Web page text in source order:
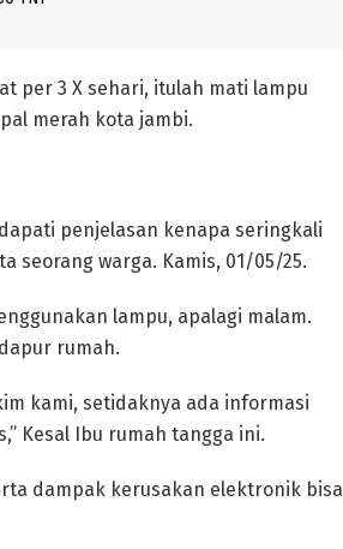
per 3 X sehari, itulah mati lampu
merah kota jambi.
penjelasan kenapa seringkali
seorang warga. Kamis, 01/05/25.
lampu, apalagi malam.
rumah.
kami, setidaknya ada informasi
Kesal Ibu rumah tangga ini.
dampak kerusakan elektronik bisa